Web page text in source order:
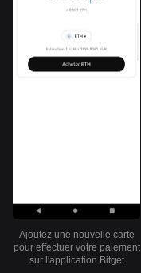
Ajoutez une nouvelle carte
pour effectuer votre paiement
sur l'application Bitget